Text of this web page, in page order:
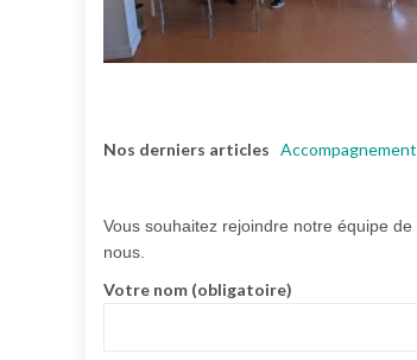
Nos derniers articles
Vous souhaitez rejoindre notre équipe
nous.
Votre nom (obligatoire)